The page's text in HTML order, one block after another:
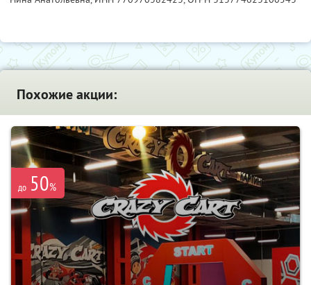
Похожие акции:
до 50%